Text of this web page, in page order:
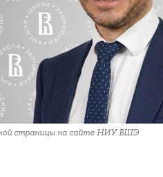
страницы на сайте НИУ ВШЭ